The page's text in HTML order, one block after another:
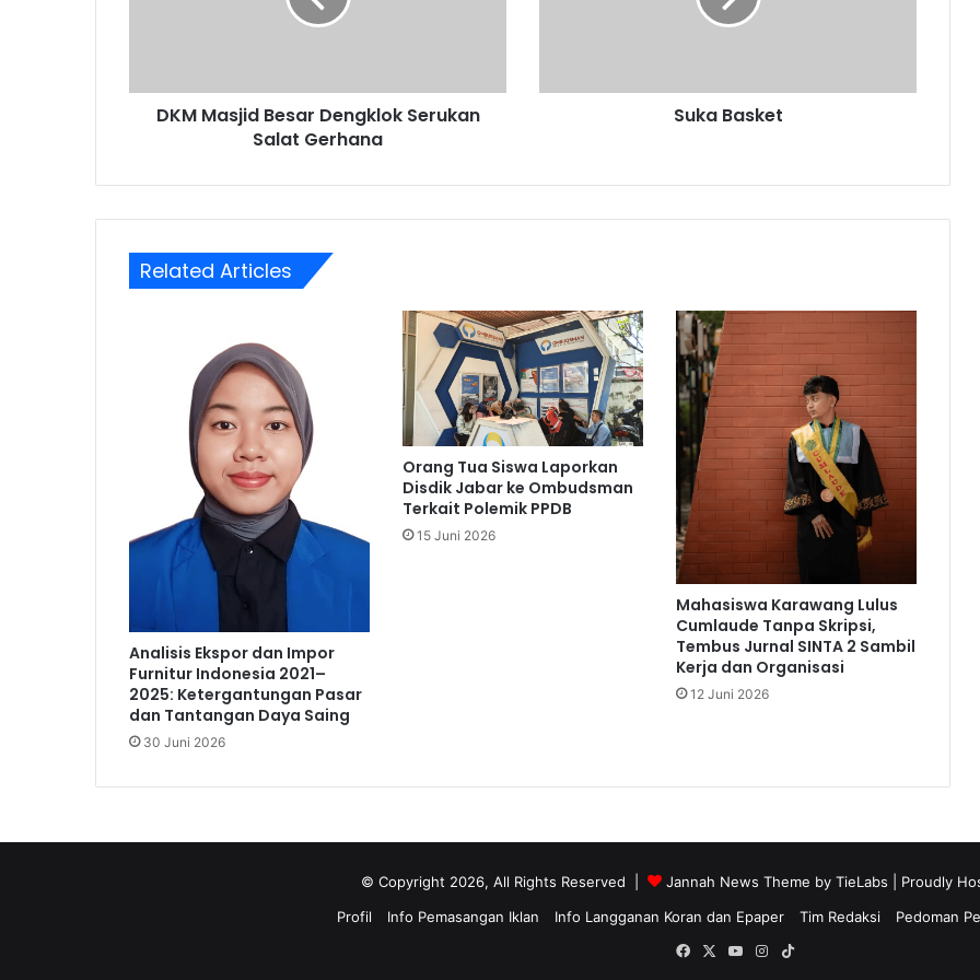
DKM Masjid Besar Dengklok Serukan
Salat Gerhana
Suka Basket
Related Articles
Analisis Ekspor dan Impor
Furnitur Indonesia 2021–
2025: Ketergantungan Pasar
dan Tantangan Daya Saing
30 Juni 2026
Orang Tua Siswa Laporkan
Disdik Jabar ke Ombudsman
Terkait Polemik PPDB
15 Juni 2026
Mahasiswa Karawang Lulus
Cumlaude Tanpa Skripsi,
Tembus Jurnal SINTA 2 Sambil
Kerja dan Organisasi
12 Juni 2026
© Copyright 2026, All Rights Reserved | Jannah News Theme by TieLabs | Proudly
Profil
Info Pemasangan Iklan Info Langganan Koran dan Epaper Tim Redaksi
Pedoman
Facebook
X YouTubeInstagram
TikTok